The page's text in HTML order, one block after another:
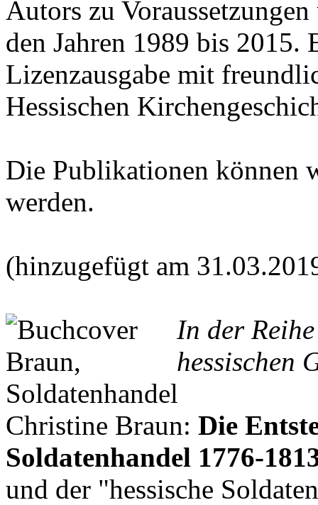
Autors zu
den Jahren 1989 bis 2015.
Lizenzausgabe mit
Hessischen
Die Publikationen können
werden.
(hinzugefügt am
In der
hessischen
Christine Braun: Die
Soldatenhandel 1776-
und der "hessische